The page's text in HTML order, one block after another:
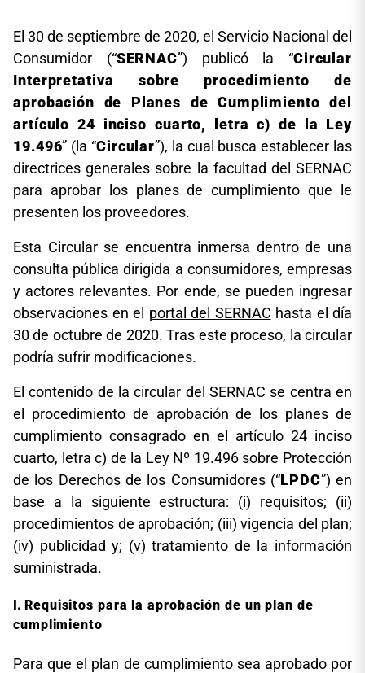
El 30 de septiembre de 2020, el Servicio Nacional del
Consumidor (“SERNAC”) publicó la “Circular
Interpretativa sobre procedimiento de
aprobación de Planes de Cumplimiento del
artículo 24 inciso cuarto, letra c) de la Ley
19.496” (la “Circular”), la cual busca establecer las
directrices generales sobre la facultad del SERNAC
para aprobar los planes de cumplimiento que le
presenten los proveedores.
Esta Circular se encuentra inmersa dentro de una
consulta pública dirigida a consumidores, empresas
y actores relevantes. Por ende, se pueden ingresar
observaciones en el portal del SERNAC hasta el día
30 de octubre de 2020. Tras este proceso, la circular
podría sufrir modificaciones.
El contenido de la circular del SERNAC se centra en
el procedimiento de aprobación de los planes de
cumplimiento consagrado en el artículo 24 inciso
cuarto, letra c) de la Ley Nº 19.496 sobre Protección
de los Derechos de los Consumidores (“LPDC”) en
base a la siguiente estructura: (i) requisitos; (ii)
procedimientos de aprobación; (iii) vigencia del plan;
(iv) publicidad y; (v) tratamiento de la información
suministrada.
Requisitos para la aprobación de un plan de
cumplimiento
Para que el plan de cumplimiento sea aprobado por